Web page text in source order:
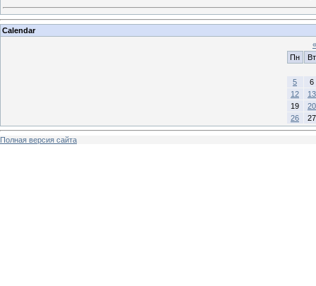
Calendar
«
Пн
Вт
5
6
12
13
19
20
26
27
Полная версия сайта